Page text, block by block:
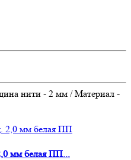
нити - 2 мм / Материал -
мм белая ПП...